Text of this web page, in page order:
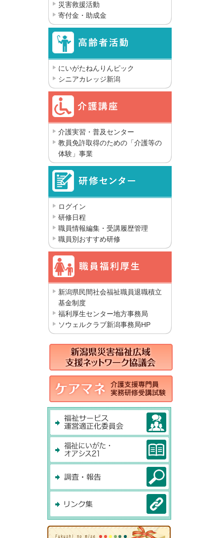
災害救援活動
寄付金・助成金
にいがたねんりんピック
シニアカレッジ新潟
介護実習・普及センター
教員免許取得のための「介護等の
体験」事業
ログイン
研修日程
職員情報編集・受講履歴管理
職員別おすすめ研修
新潟県民間社会福祉職員退職積立
基金制度
福利厚生センター地方事務局
ソウェルクラブ新潟事務局HP